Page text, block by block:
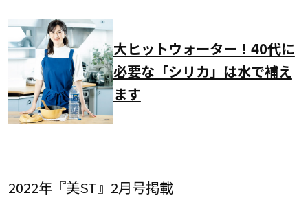
大ヒットウォーター！40代に
必要な「シリカ」は水で補え
ます
2022年『美ST』2月号掲載